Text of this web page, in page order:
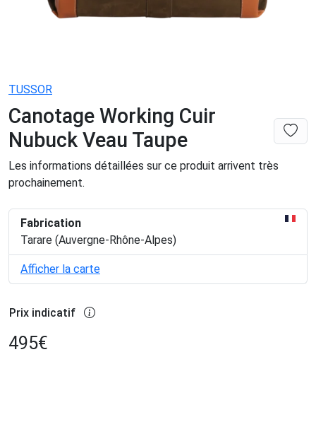
TUSSOR
Canotage Working Cuir
Nubuck Veau Taupe
Les informations détaillées sur ce produit arrivent très
prochainement.
Fabrication
Tarare (Auvergne-Rhône-Alpes)
Afficher la carte
Prix indicatif
495€